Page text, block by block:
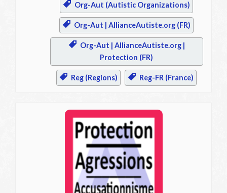
Org-Aut (Autistic Organizations)
Org-Aut | AllianceAutiste.org (FR)
Org-Aut | AllianceAutiste.org |
Protection (FR)
Reg (Regions) Reg-FR (France)